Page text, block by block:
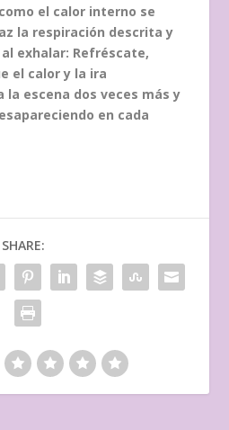
el calor interno se
la respiración descrita y
exhalar: Refréscate,
el calor y la ira
la escena dos veces más y
en cada
SHARE: